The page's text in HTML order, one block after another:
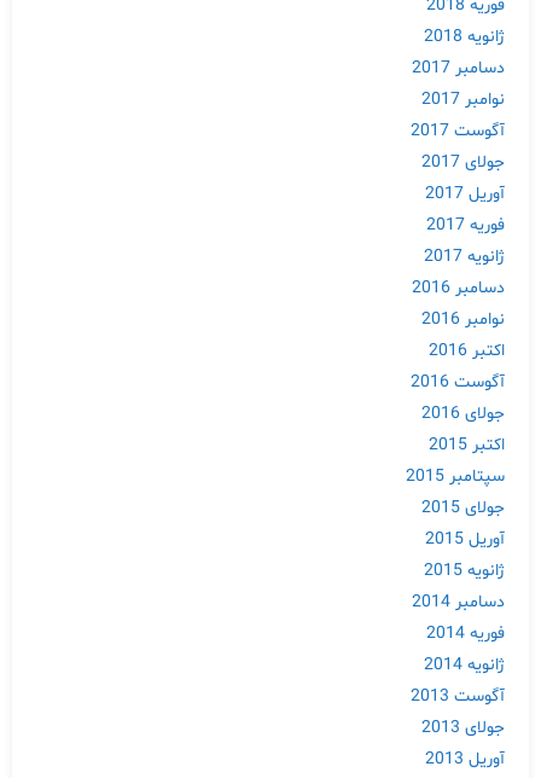
فوریه 2018
ژانویه 2018
دسامبر 2017
نوامبر 2017
آگوست 2017
جولای 2017
آوریل 2017
فوریه 2017
ژانویه 2017
دسامبر 2016
نوامبر 2016
اکتبر 2016
آگوست 2016
جولای 2016
اکتبر 2015
سپتامبر 2015
جولای 2015
آوریل 2015
ژانویه 2015
دسامبر 2014
فوریه 2014
ژانویه 2014
آگوست 2013
جولای 2013
آوریل 2013